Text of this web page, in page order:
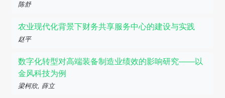
陈舒
农业现代化背景下财务共享服务中心的建设与实践
赵平
数字化转型对高端装备制造业绩效的影响研究——以
金风科技为例
梁柯欣, 薛立